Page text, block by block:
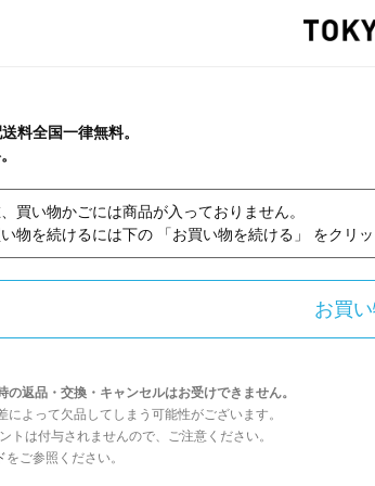
料全国一律無料。
買い物かごには商品が入っておりません。
物を続けるには下の 「お買い物を続ける」 をクリッ
返品・交換・キャンセルはお受けできません。
よって欠品してしまう可能性がございます。
トは付与されませんので、ご注意ください。
をご参照ください。